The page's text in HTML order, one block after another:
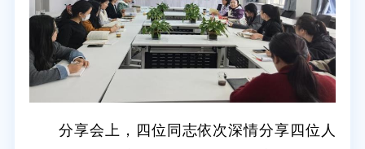
分享会上，四位同志依次深情分享四位人